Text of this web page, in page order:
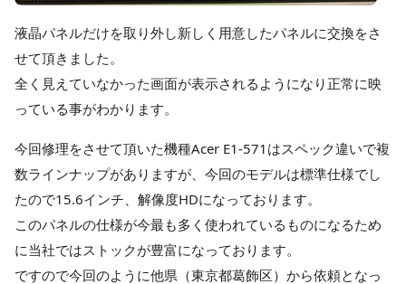
液晶パネルだけを取り外し新しく用意したパネルに交換をさ
せて頂きました。
全く見えていなかった画面が表示されるようになり正常に映
っている事がわかります。
今回修理をさせて頂いた機種Acer E1-571はスペック違いで複
数ラインナップがありますが、今回のモデルは標準仕様でし
たので15.6インチ、解像度HDになっております。
このパネルの仕様が今最も多く使われているものになるため
に当社ではストックが豊富になっております。
ですので今回のように他県（東京都葛飾区）から依頼となっ